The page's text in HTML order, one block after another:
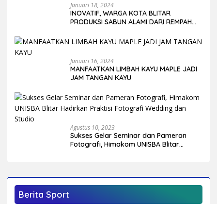
Januari 18, 2024
INOVATIF, WARGA KOTA BLITAR
PRODUKSI SABUN ALAMI DARI REMPAH
Januari 16, 2024
MANFAATKAN LIMBAH KAYU MAPLE JADI
JAM TANGAN KAYU
Agustus 10, 2023
Sukses Gelar Seminar dan Pameran
Fotografi, Himakom UNISBA Blitar
Berita Sport